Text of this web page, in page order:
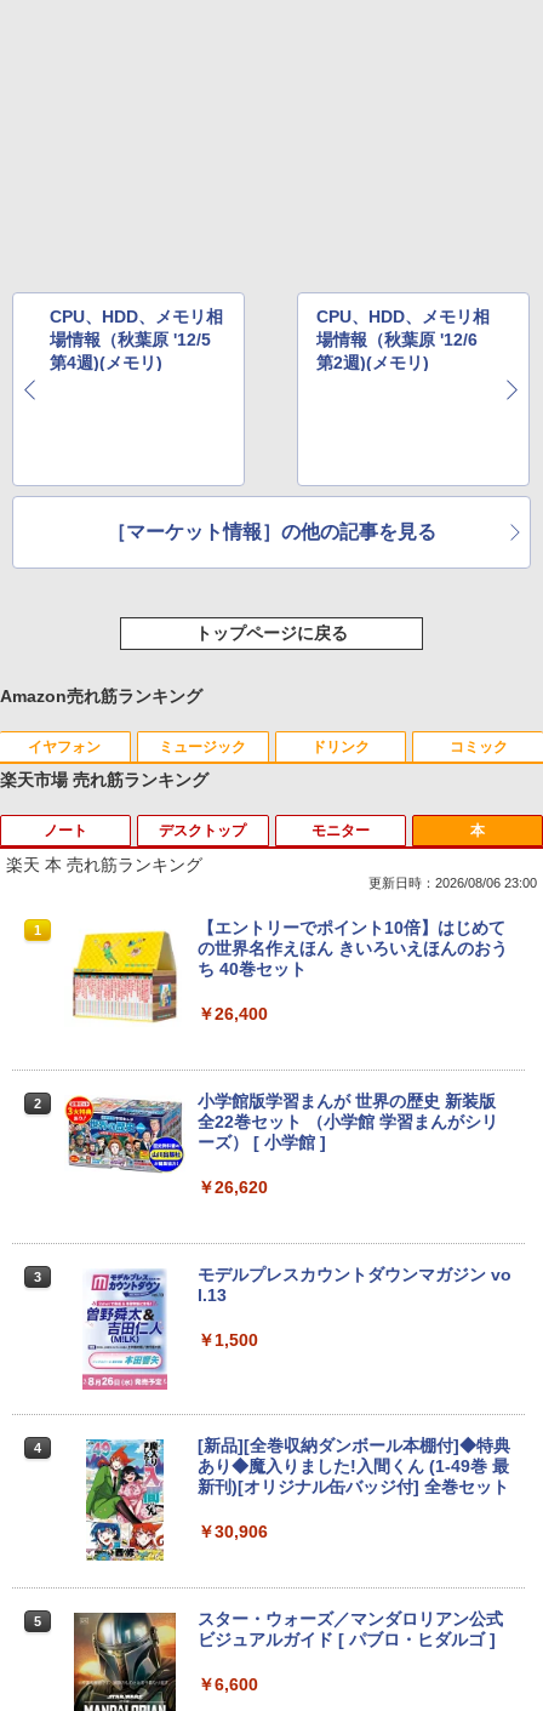
CPU、HDD、メモリ相
場情報（秋葉原 '12/5
第4週)(メモリ)
CPU、HDD、メモリ相
場情報（秋葉原 '12/6
第2週)(メモリ)
［マーケット情報］の他の記事を見る
トップページに戻る
Amazon売れ筋ランキング
イヤフォン
Anker Soundcore P40i オフホワイト
￥5,990
Anker Soundcore Liberty 5 ミッドナイトブ
ラック
【2026年アップグレード版】AOKIMI ワイヤ
軽量 ブルートゥースHi-Fi 最大36時間再生 ぶ
るーとゅーす コードレス ENCノイズキャン
学/WEB会議(ホワイト)
￥1,964
Xiaomi シャオミ REDMI Buds 8 Lite ワイヤ
￥2,980
ミュージック
BRUCE WAYNE feat. Flo Milli, ATL Jacob
[Explicit]
[Explicit]
On My Road (Stadium ver.)
￥250
On My Road (Stadium ver.)
￥250
BUGS LIFE
￥250
ドリンク
【Amazon.co.jp限定】 い・ろ・は・す 2L P
ET ラベルレス ×8本
富士山の天然水 バナジウム含有 水 ミネラル
ウォーター ペットボトル 静岡県産 500ミリリ
￥1,380
by Amazon 天然水ラベルレス 2L×9本
強炭酸水 ペットボトル 500ミリリットル (Sm
コカ・コーラ やかんの麦茶 from 爽健美茶 ラ
ベルレス 650mlPET×24本
￥1,653
コミック
薬屋のひとりごと 17巻 (デジタル版ビッグガ
ンガンコミックス)
エース)
HUNTER×HUNTER モノクロ版 39 (ジャンプ
コミックスDIGITAL)
スーパーの裏でヤニ吸うふたり 9巻 (デジタル
ONE PIECE モノクロ版 115 (ジャンプコミッ
クスDIGITAL)
楽天市場 売れ筋ランキング
ノート
1
【大特価】中古 VAIO Core i7 1065G7 第
10世代CPU メモリ8GB SSD256GB 14イ
ンチ フルHD Windows11 Home WEBカ
ビュー特典:WPS Office Bランク パソコ
￥24,800
マイクロソフト 法人向け Surface Pro 1
￥25,278
omeOS N100 メモリ4GB eMMC64GB 1
1.6インチ タッチ対応 再生品Sランク
￥39,800
かせパソコン Core i5 第11世代 メモリ8
GB 16GB SSD240GB 15インチ Window
s11 WPS Office 1年保証 ノートパソコン
【CA】 中古ノートPC 中古ノートパソコ
ン 中古パソコン 中古PC 中古品 win11 パ
ソコン コスパ ノートパソコン
デスクトップ
1
【★最大100%ポイント】超小型筐体 ミ
ニパソコン HP ProDesk 800 G2 DM 第6
世代 Corei5 メモリ:8GB 新品SSD:256G
3.0 Type-C DisplayPort VGA Wi-fi 無線
￥29,800
「楽天ランキング1位」 デスクトップパ
5 i7-14700F｜ SSD 256GB～2TB｜メモ
リ 8～64GB DDR4/5｜ デスクトップPC
2年保証 激安 高性能 ゲーム 本体のみ PC
高スペッ 初期設定済み
￥45,700
3
超得10％OFF｜ミドルクラス 快適｜AM
D Ryzen5 3500 GeForce GTX1660sup
er｜中古 ゲーミングpc セット｜デスク
トップパソコン Windows11｜グラボ 16
60super SSD｜PC フォートナイト マイ
ンクラフト fortnite apex ロブロックス
￥110,000
【展示品・代引不可】 富士通 FUJITSU
モニター
1
【送料無料】1.54インチ ST7789 解像度
240x240 IPS LCDディスプレイ240x240
LCDモジュール SPI ディスプレイ Ardui
＼レビュー投稿で保証延長／モバイルモ
ニター 15.6 ディスプレイ ポータブルモ
dmi タイプC デュアルディスプレイ スタ
￥19,800
PHILIPS 241V8 LED液晶モニター 23.8
拠 PS4 switch 対応 スイッチ 【中古】
￥6,500
FHD ポータブルモニター IPS液晶パネル
薄型 軽量 持ち運び 壁掛けに対応 Switc
h/PS3/PS4/PS5/Xbox One/PC/スマホ/U
SBType-C/標準HDMI対応【選べる種
類】タッチ/ケース付き/4Kタイプ
本
楽天 本 売れ筋ランキング
更新日時：2026/08/06 23:00
1
【エントリーでポイント10倍】はじめて
の世界名作えほん きいろいえほんのおう
ち 40巻セット
￥26,400
2
小学館版学習まんが 世界の歴史 新装版
全22巻セット （小学館 学習まんがシリ
ーズ） [ 小学館 ]
￥26,620
3
モデルプレスカウントダウンマガジン vo
l.13
￥1,500
4
[新品][全巻収納ダンボール本棚付]◆特典
あり◆魔入りました!入間くん (1-49巻 最
新刊)[オリジナル缶バッジ付] 全巻セット
￥30,906
5
スター・ウォーズ／マンダロリアン公式
ビジュアルガイド [ パブロ・ヒダルゴ ]
￥6,600